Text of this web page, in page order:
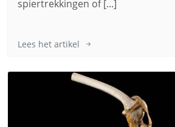
spiertrekkingen of [...]
Lees het artikel